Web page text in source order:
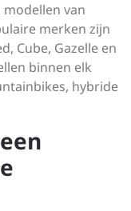
modellen van
merken zijn
Cube, Gazelle en
binnen elk
hybride